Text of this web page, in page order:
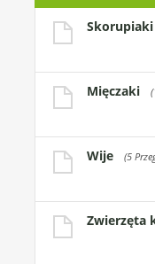
Skorupiaki
Mięczaki
Wije (5
Zwierzęta